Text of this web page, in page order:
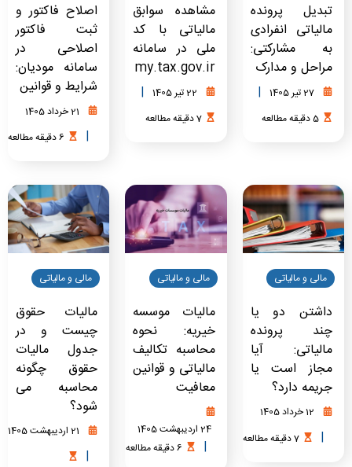
تبدیل پرونده
مالیاتی انفرادی
به مشارکتی:
مراحل و مدارک
27 تیر 1405 |
5دقیقهمطالعه
مشاهده سوابق
مالیاتی با کد
ملی در سامانه
my.tax.gov.ir
22 تیر 1405 |
7دقیقهمطالعه
اصلاح فاکتور و
ثبت فاکتور
اصلاحی در
سامانه مودیان:
شرایط و قوانین
21 خرداد 1405
|
6دقیقهمطالعه
مالی و مالیاتی
داشتن دو یا
چند پرونده
مالیاتی: آیا
مجاز است یا
جریمه دارد؟
12 خرداد 1405
|
7دقیقهمطالعه
مالی و مالیاتی
مالیات موسسه
خیریه: نحوه
محاسبه تکالیف
مالیاتی و قوانین
معافیت
24 اردیبهشت 1405
|
6دقیقهمطالعه
مالی و مالیاتی
مالیات حقوق
چیست و در
جدول مالیات
حقوق چگونه
محاسبه می
شود؟
21 اردیبهشت 1405
|